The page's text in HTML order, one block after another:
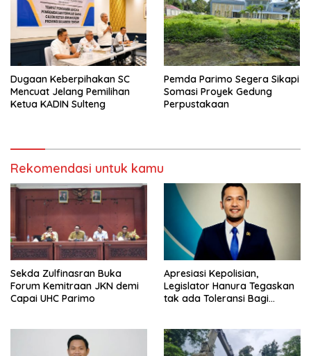
Dugaan Keberpihakan SC
Mencuat Jelang Pemilihan
Ketua KADIN Sulteng
Pemda Parimo Segera Sikapi
Somasi Proyek Gedung
Perpustakaan
Rekomendasi untuk kamu
Sekda Zulfinasran Buka
Forum Kemitraan JKN demi
Capai UHC Parimo
Apresiasi Kepolisian,
Legislator Hanura Tegaskan
tak ada Toleransi Bagi